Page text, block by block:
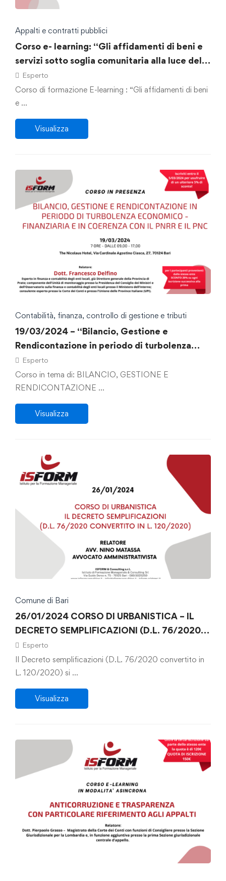
Appalti e contratti pubblici
Corso e- learning: “Gli affidamenti di beni e
servizi sotto soglia comunitaria alla luce del
D.lgs. 36/2023: le modalità degli affidamenti
dei servizi legali.”
Esperto
Corso di formazione E-learning : “Gli affidamenti di beni
e …
Visualizza
Contabilità, finanza, controllo di gestione e tributi
19/03/2024 – “Bilancio, Gestione e
Rendicontazione in periodo di turbolenza
economico – finanziaria e in coerenza con il
PNRR e il PNC: compiti di direzione per
progetti nel contesto delle responsabilità di
risultato, la revisione del TUEL, evoluzione
normativa e filosofia del diritto contabile”
Esperto
Corso in tema di: BILANCIO, GESTIONE E
RENDICONTAZIONE …
Visualizza
Comune di Bari
26/01/2024 CORSO DI URBANISTICA – IL
DECRETO SEMPLIFICAZIONI (D.L. 76/2020
CONVERTITO IN L. 120/2020)
Esperto
Il Decreto semplificazioni (D.L. 76/2020 convertito in
L. 120/2020) si …
Visualizza